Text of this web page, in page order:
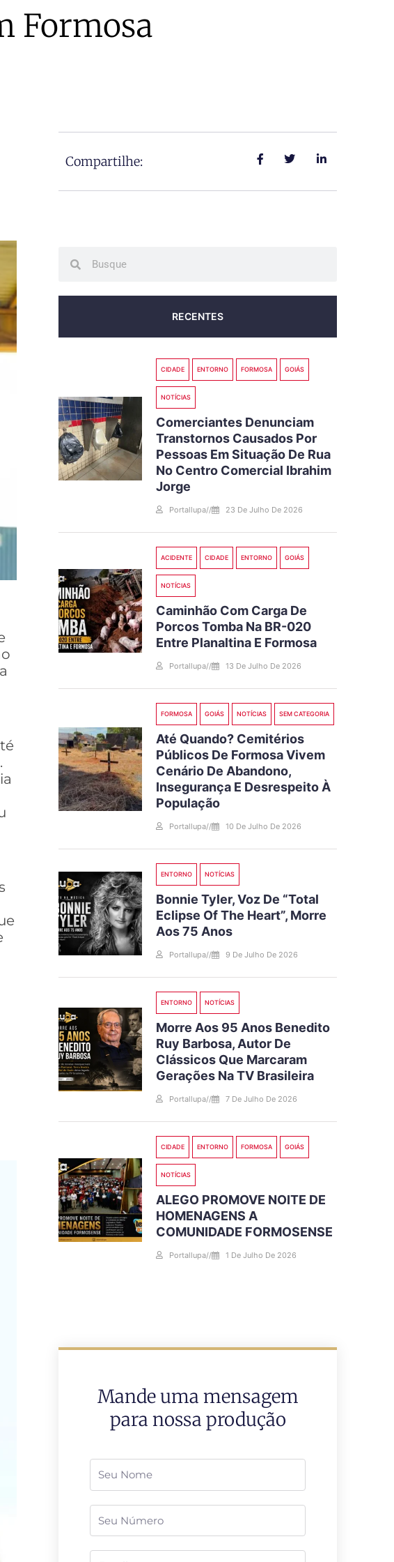
Formosa
Compartilhe:
RECENTES
CIDADE ENTORNO FORMOSA GOIÁS
NOTÍCIAS
Comerciantes Denunciam
Transtornos Causados Por
Pessoas Em Situação De Rua
No Centro Comercial Ibrahim
Jorge
Portallupa// 23 De Julho De 2026
ACIDENTE CIDADE ENTORNO GOIÁS
NOTÍCIAS
Caminhão Com Carga De
Porcos Tomba Na BR-020
Entre Planaltina E Formosa
Portallupa// 13 De Julho De 2026
FORMOSA GOIÁS NOTÍCIAS SEM CATEGORIA
Até Quando? Cemitérios
Públicos De Formosa Vivem
Cenário De Abandono,
Insegurança E Desrespeito À
População
Portallupa// 10 De Julho De 2026
ENTORNO NOTÍCIAS
Bonnie Tyler, Voz De “Total
Eclipse Of The Heart”, Morre
Aos 75 Anos
Portallupa// 9 De Julho De 2026
ENTORNO NOTÍCIAS
Morre Aos 95 Anos Benedito
Ruy Barbosa, Autor De
Clássicos Que Marcaram
Gerações Na TV Brasileira
Portallupa// 7 De Julho De 2026
CIDADE ENTORNO FORMOSA GOIÁS
NOTÍCIAS
ALEGO PROMOVE NOITE DE
HOMENAGENS A
COMUNIDADE FORMOSENSE
Portallupa// 1 De Julho De 2026
Mande uma mensagem
para nossa produção